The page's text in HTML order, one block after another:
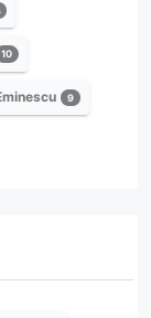
10
9